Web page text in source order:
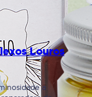
Louros
a